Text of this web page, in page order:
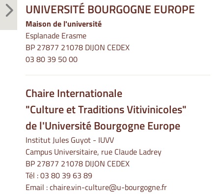
UNIVERSITÉ BOURGOGNE EUROPE
Maison de l'université
Esplanade Erasme
BP 27877 21078 DIJON CEDEX
03 80 39 50 00
Chaire Internationale
"Culture et Traditions Vitivinicoles"
de l'Université Bourgogne Europe
Institut Jules Guyot - IUVV
Campus Universitaire, rue Claude Ladrey
BP 27877 21078 DIJON CEDEX
Tél :03 80 39 63 89
Email :chaire.vin-culture@u-bourgogne.fr